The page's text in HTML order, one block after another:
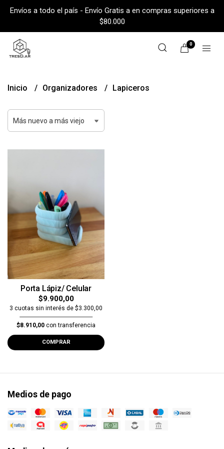
Envíos a todo el país - Envío Gratis a en compras superiores a
$80.000
0
Inicio Organizadores Lapiceros
Porta Lápiz/ Celular
$9.900,00
3 cuotas sin interés de $3.300,00
$8.910,00 con transferencia
COMPRAR
Medios de pago